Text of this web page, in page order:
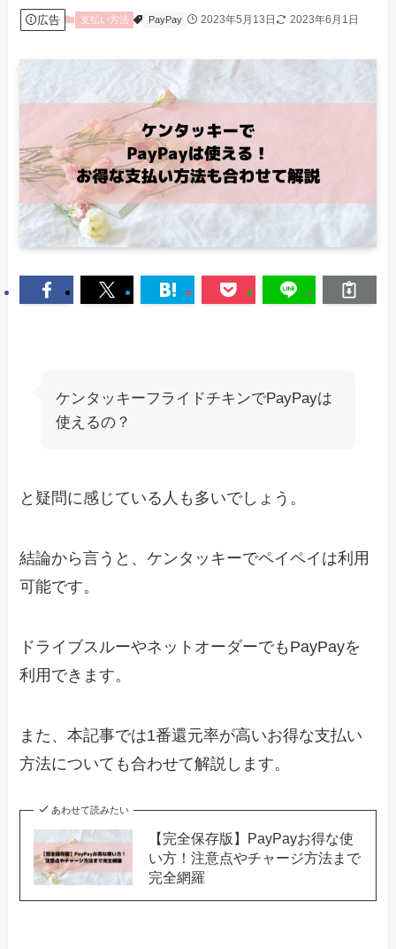
広告 支払い方法 PayPay 2023年5月13日 2023年6月1日
ケンタッキーフライドチキンでPayPayは
使えるの？
と疑問に感じている人も多いでしょう。
結論から言うと、ケンタッキーでペイペイは利用
可能です。
ドライブスルーやネットオーダーでもPayPayを
利用できます。
また、本記事では1番還元率が高いお得な支払い
方法についても合わせて解説します。
あわせて読みたい
【完全保存版】PayPayお得な使
い方！注意点やチャージ方法まで
完全網羅